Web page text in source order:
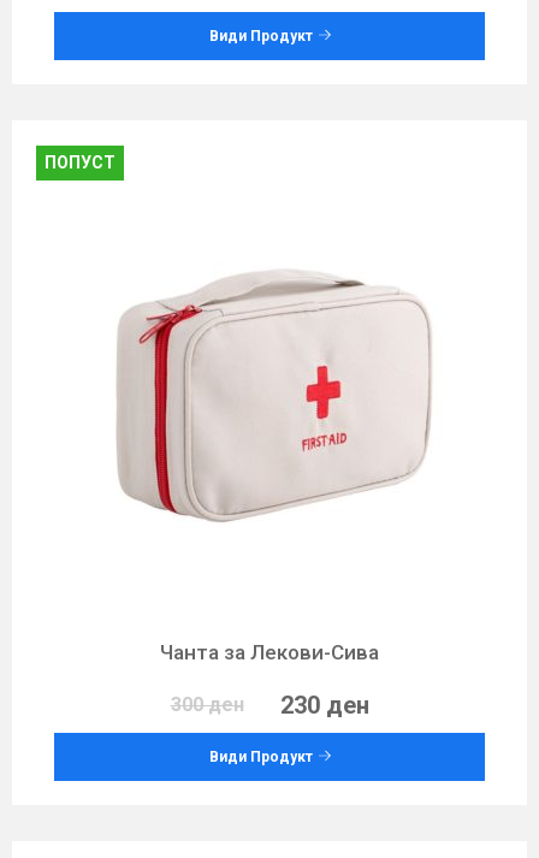
Види Продукт
ПОПУСТ
Чанта за Лекови-Сива
300 ден 230 ден
Види Продукт